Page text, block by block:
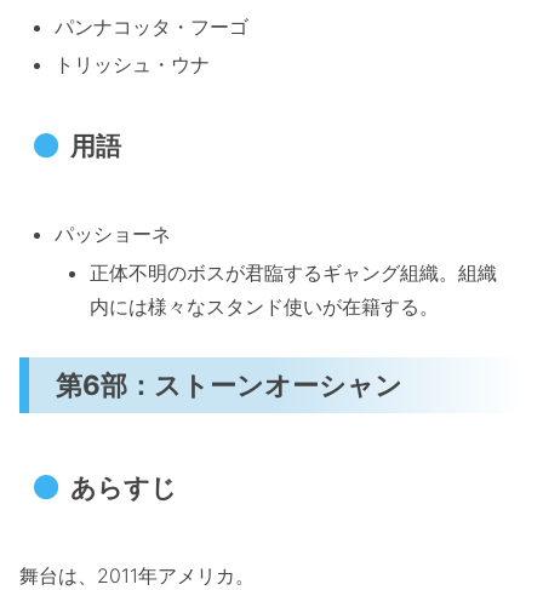
パンナコッタ・フーゴ
トリッシュ・ウナ
用語
パッショーネ
正体不明のボスが君臨するギャング組織。組織
内には様々なスタンド使いが在籍する。
第6部：ストーンオーシャン
あらすじ
舞台は、2011年アメリカ。